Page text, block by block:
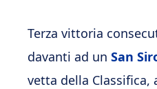
Terza vittoria
davanti ad un San
vetta della